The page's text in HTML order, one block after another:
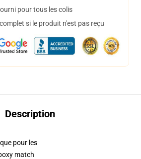
pour tous les colis
si le produit n'est pas reçu
Description
pour les
match